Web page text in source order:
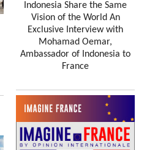
Indonesia Share the Same
Vision of the World An
Exclusive Interview with
Mohamad Oemar,
Ambassador of Indonesia to
France